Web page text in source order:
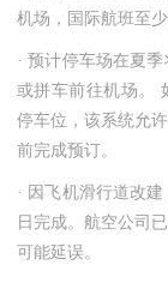
机场，国际航班至
· 预计停车场在夏
或拼车前往机场。
停车位，该系统允
前完成预订。
· 因飞机滑行道改
日完成。航空公司
可能延误。